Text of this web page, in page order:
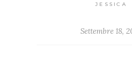
JESSICA
Settembre 18,